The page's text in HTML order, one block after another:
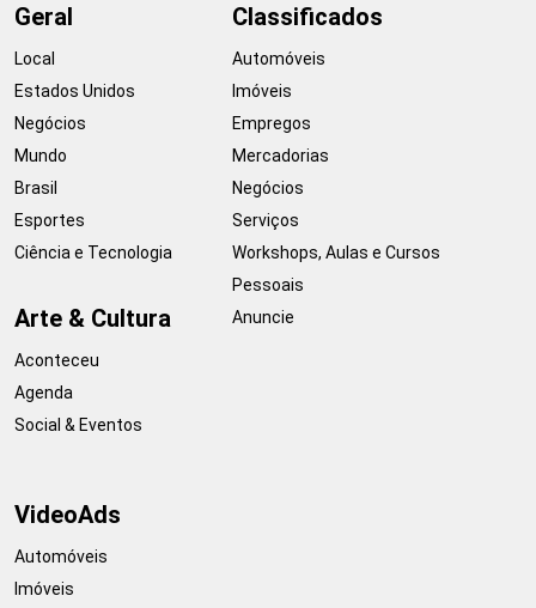
Geral
Local
Estados Unidos
Negócios
Mundo
Brasil
Esportes
Ciência e Tecnologia
Arte & Cultura
Aconteceu
Agenda
Social & Eventos
Classificados
Automóveis
Imóveis
Empregos
Mercadorias
Negócios
Serviços
Workshops, Aulas e Cursos
Pessoais
Anuncie
VideoAds
Automóveis
Imóveis